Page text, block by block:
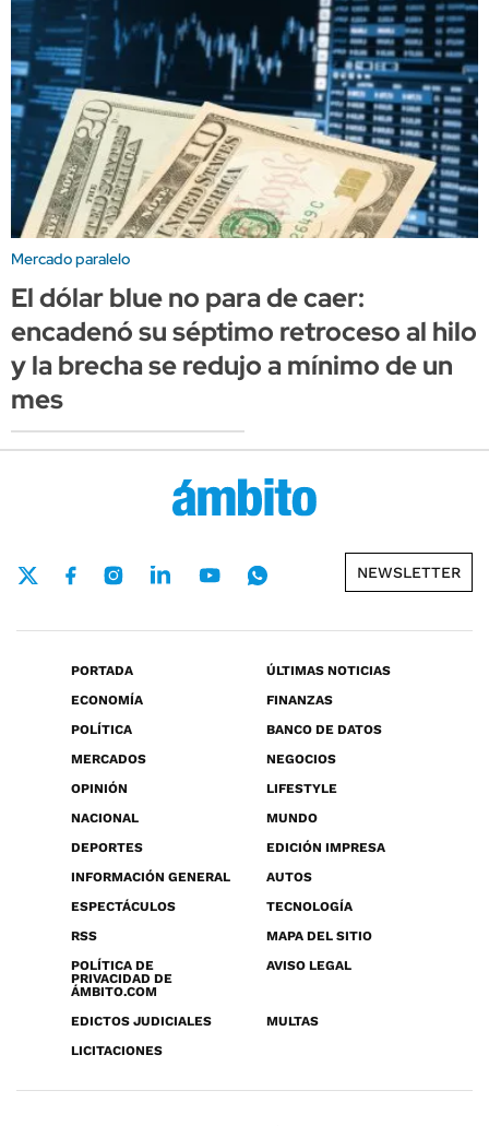
Mercado paralelo
El dólar blue no para de caer:
encadenó su séptimo retroceso al hilo
y la brecha se redujo a mínimo de un
mes
NEWSLETTER
PORTADA
ÚLTIMAS NOTICIAS
ECONOMÍA
FINANZAS
POLÍTICA
BANCO DE DATOS
MERCADOS
NEGOCIOS
OPINIÓN
LIFESTYLE
NACIONAL
MUNDO
DEPORTES
EDICIÓN IMPRESA
INFORMACIÓN GENERAL
AUTOS
ESPECTÁCULOS
TECNOLOGÍA
RSS
MAPA DEL SITIO
POLÍTICA DE
PRIVACIDAD DE
ÁMBITO.COM
AVISO LEGAL
EDICTOS JUDICIALES
MULTAS
LICITACIONES